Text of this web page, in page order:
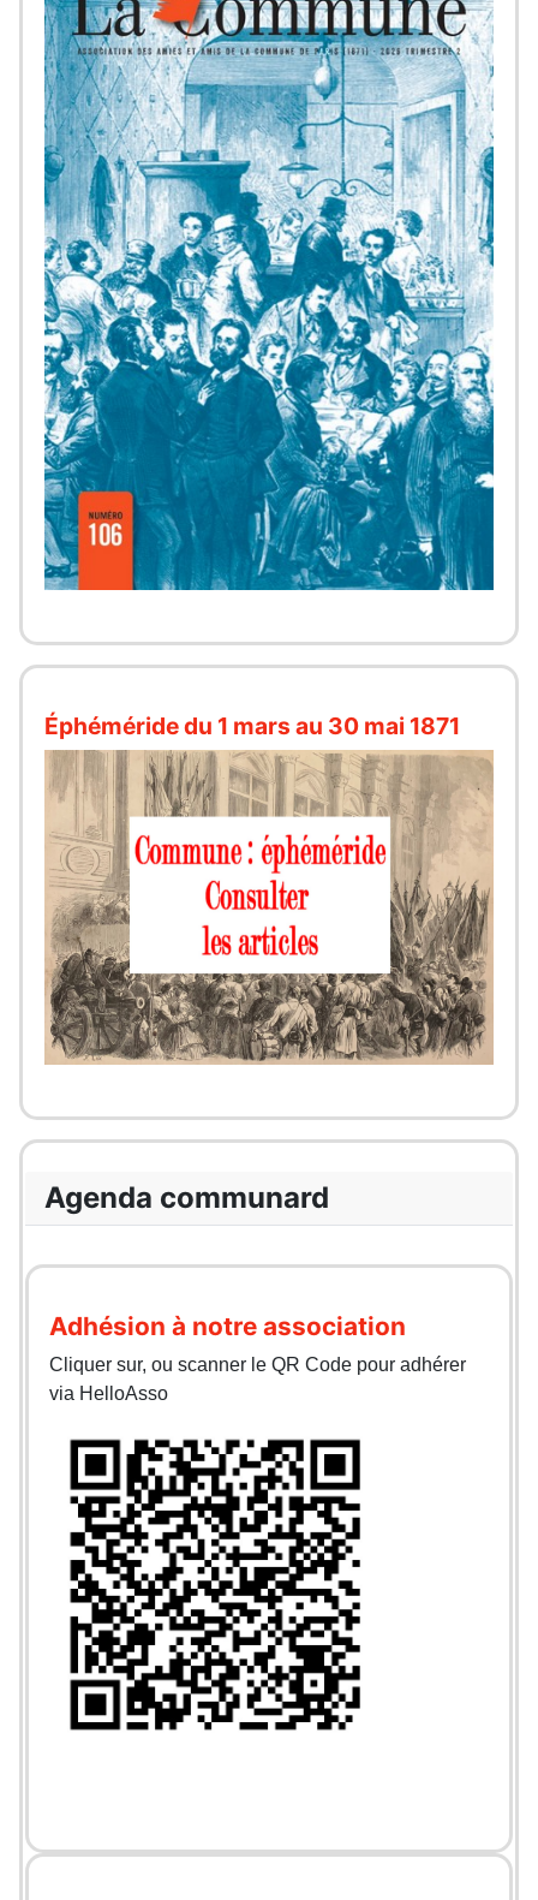
Éphéméride du 1 mars au 30 mai 1871
Agenda communard
Adhésion à notre association
Cliquer sur, ou scanner le QR Code pour adhérer
via HelloAsso